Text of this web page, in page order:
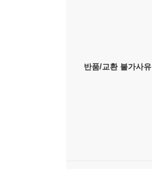
반품/교환 불가사유